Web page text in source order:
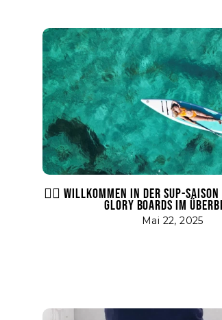
🏄🏼 WILLKOMMEN IN DER SUP-
GLORY BOARDS IM
Mai 22, 2025